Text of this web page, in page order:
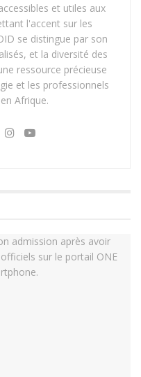
et utiles aux
l'accent sur les
se distingue par son
et la diversité des
ressource précieuse
et les professionnels
Afrique.